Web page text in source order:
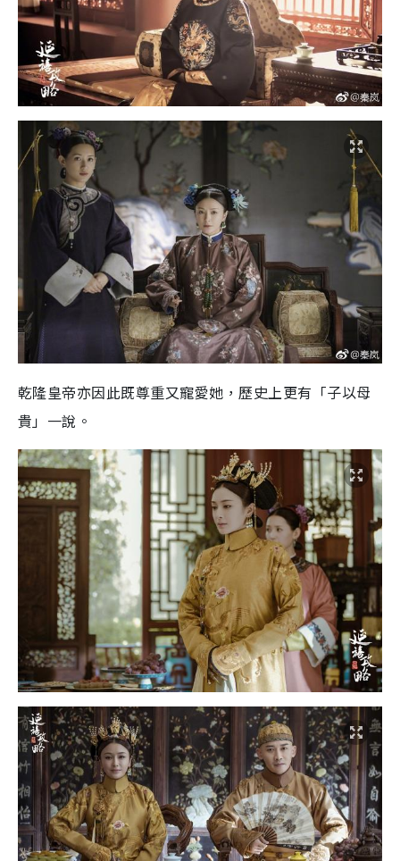
乾隆皇帝亦因此既尊重又寵愛她，歷史上更有「子以母
貴」一說。